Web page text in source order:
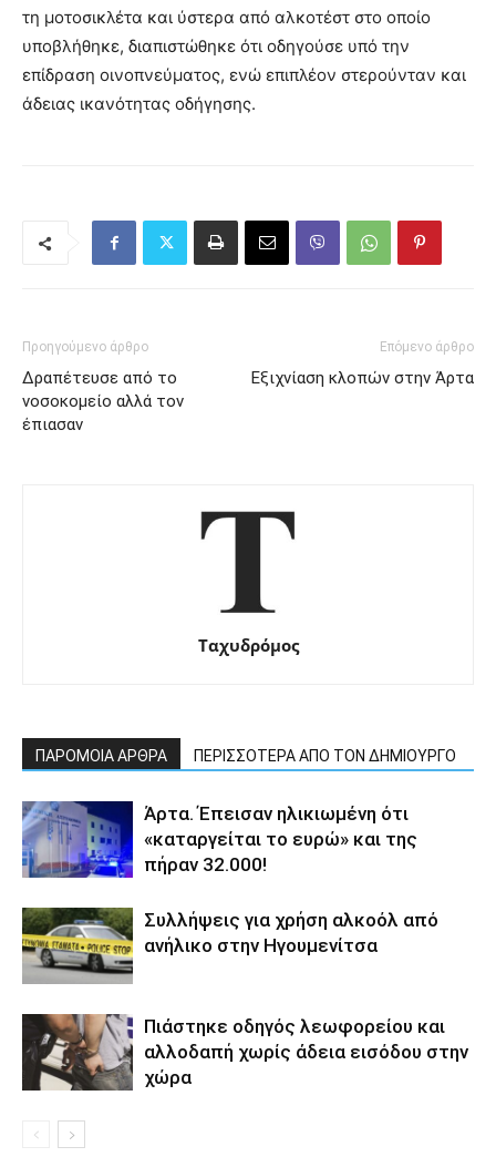
τη μοτοσικλέτα και ύστερα από αλκοτέστ στο οποίο
υποβλήθηκε, διαπιστώθηκε ότι οδηγούσε υπό την
επίδραση οινοπνεύματος, ενώ επιπλέον στερούνταν και
άδειας ικανότητας οδήγησης.
Προηγούμενο άρθρο
Δραπέτευσε από το
νοσοκομείο αλλά τον
έπιασαν
Επόμενο άρθρο
Εξιχνίαση κλοπών στην Άρτα
Ταχυδρόμος
ΠΑΡΟΜΟΙΑ ΑΡΘΡΑ ΠΕΡΙΣΣΟΤΕΡΑ ΑΠΟ ΤΟΝ ΔΗΜΙΟΥΡΓΟ
Άρτα. Έπεισαν ηλικιωμένη ότι
«καταργείται το ευρώ» και της
πήραν 32.000!
Συλλήψεις για χρήση αλκοόλ από
ανήλικο στην Ηγουμενίτσα
Πιάστηκε οδηγός λεωφορείου και
αλλοδαπή χωρίς άδεια εισόδου στην
χώρα